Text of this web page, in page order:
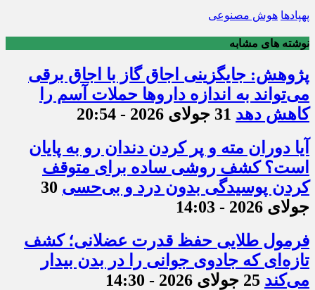
پهپادها هوش مصنوعی
نوشته های مشابه
پژوهش: جایگزینی اجاق گاز با اجاق برقی
می‌تواند به اندازه داروها حملات آسم را
کاهش دهد 31 جولای 2026 - 20:54
آیا دوران مته و پر کردن دندان رو به پایان
است؟ کشف روشی ساده برای متوقف
کردن پوسیدگی بدون درد و بی‌حسی 30
جولای 2026 - 14:03
فرمول طلایی حفظ قدرت عضلانی؛ کشف
تازه‌ای که جادوی جوانی را در بدن بیدار
می‌کند 25 جولای 2026 - 14:30